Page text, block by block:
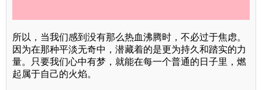
所以，当我们感到没有那么热血沸腾时，不必过于焦虑。
因为在那种平淡无奇中，潜藏着的是更为持久和踏实的力
量。只要我们心中有梦，就能在每一个普通的日子里，燃
起属于自己的火焰。